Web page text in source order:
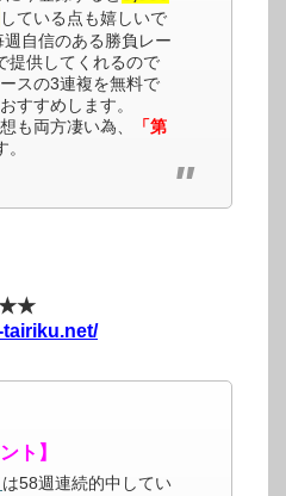
している点も嬉しいで
自信のある勝負レー
提供してくれるので
スの3連複を無料で
すすめします。
も両方凄い為、
「第
tairiku.net/
ト】
は58週連続的中してい